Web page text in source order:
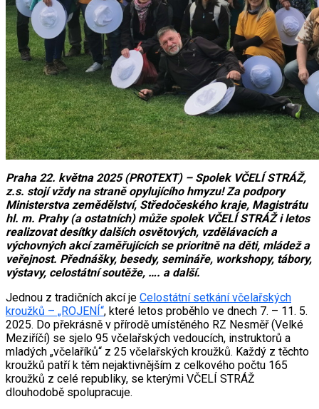
Praha 22. května 2025 (PROTEXT) – Spolek VČELÍ STRÁŽ,
z.s. stojí vždy na straně opylujícího hmyzu! Za podpory
Ministerstva zemědělství, Středočeského kraje, Magistrátu
hl. m. Prahy (a ostatních) může spolek VČELÍ STRÁŽ i letos
realizovat desítky dalších osvětových, vzdělávacích a
výchovných akcí zaměřujících se prioritně na děti, mládež a
veřejnost. Přednášky, besedy, semináře, workshopy, tábory,
výstavy, celostátní soutěže, …. a další.
Jednou z tradičních akcí je Celostátní setkání včelařských
kroužků – „ROJENÍ“, které letos proběhlo ve dnech 7. – 11. 5.
2025. Do překrásně v přírodě umístěného RZ Nesměř (Velké
Meziříčí) se sjelo 95 včelařských vedoucích, instruktorů a
mladých „včelaříků“ z 25 včelařských kroužků. Každý z těchto
kroužků patří k těm nejaktivnějším z celkového počtu 165
kroužků z celé republiky, se kterými VČELÍ STRÁŽ
dlouhodobě spolupracuje.